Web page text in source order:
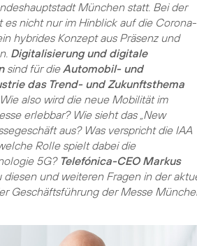
München statt. Bei der
es nicht nur im Hinblick auf die Corona-
hybrides Konzept aus Präsenz und
Digitalisierung und digitale
sind für dieAutomobil- und
das Trend- und Zukunftsthema
also wird die neue Mobilität im
erlebbar? Wie sieht das „New
aus? Was verspricht die IAA
Rolle spielt dabei die
5G? Telefónica-CEO Markus
und weiteren Fragen in der
Geschäftsführung der Messe